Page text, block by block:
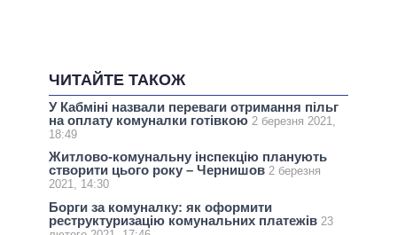
ЧИТАЙТЕ ТАКОЖ
У Кабміні назвали переваги отримання пільг
на оплату комуналки готівкою 2 березня 2021,
18:49
Житлово-комунальну інспекцію планують
створити цього року – Чернишов 2 березня
2021, 14:30
Борги за комуналку: як оформити
реструктуризацію комунальних платежів 23